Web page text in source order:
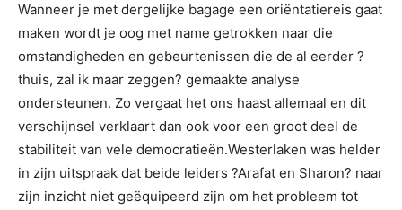
Wanneer je met dergelijke bagage een oriëntatiereis gaat
maken wordt je oog met name getrokken naar die
omstandigheden en gebeurtenissen die de al eerder ?
thuis, zal ik maar zeggen? gemaakte analyse
ondersteunen. Zo vergaat het ons haast allemaal en dit
verschijnsel verklaart dan ook voor een groot deel de
stabiliteit van vele democratieën.Westerlaken was helder
in zijn uitspraak dat beide leiders ?Arafat en Sharon? naar
zijn inzicht niet geëquipeerd zijn om het probleem tot